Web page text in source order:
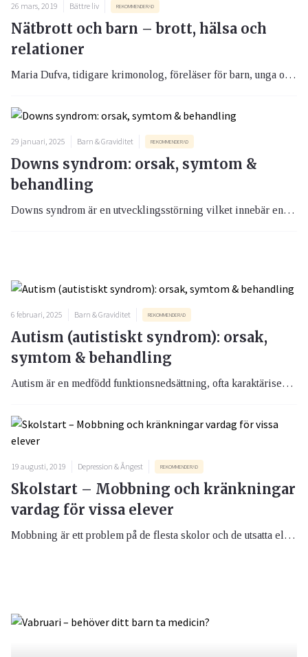
26 mars, 2019 Bättre liv REKOMMENDERAD
Nätbrott och barn – brott, hälsa och
relationer
Maria Dufva, tidigare krimonolog, föreläser för barn, unga och vuxna om barnens liv på nätet och hur de kan skydda sig från fallgropar och faror. Nyckelorden som präglar hennes arbete är: brott, hälsa och relationer.
29 januari, 2025 Barn & Graviditet REKOMMENDERAD
Downs syndrom: orsak, symtom &
behandling
Downs syndrom är en utvecklingsstörning vilket innebär en funktionsnedsättning i hjärnan. Ungefär 1% av alla barn och vuxna i Sverige har utvecklingsstörning
6 februari, 2025 Barn & Graviditet REKOMMENDERAD
Autism (autistiskt syndrom): orsak,
symtom & behandling
Autism är en medfödd funktionsnedsättning, ofta karaktäriserad av svårigheter i kommunikation samt begränsade beteenden och intressen.
19 augusti, 2019 Depression & Ångest REKOMMENDERAD
Skolstart – Mobbning och kränkningar
vardag för vissa elever
Mobbning är ett problem på de flesta skolor och de utsatta eleverna lider oerhört. Många visar upp symtom som ångest, depression och sömnsvårigheter. Forskning visar att skolor med hög frekvens mobbning generellt uppvisar sämre prestationer bland eleverna.